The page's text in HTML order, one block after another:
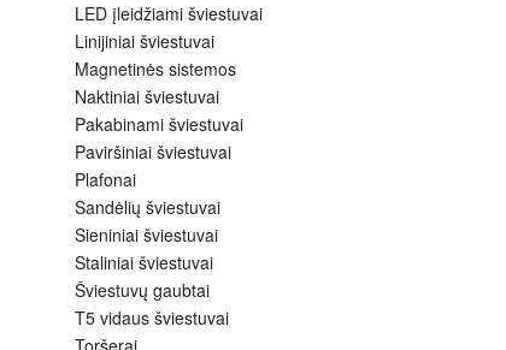
LED įleidžiami šviestuvai
Linijiniai šviestuvai
Magnetinės sistemos
Naktiniai šviestuvai
Pakabinami šviestuvai
Paviršiniai šviestuvai
Plafonai
Sandėlių šviestuvai
Sieniniai šviestuvai
Staliniai šviestuvai
Šviestuvų gaubtai
T5 vidaus šviestuvai